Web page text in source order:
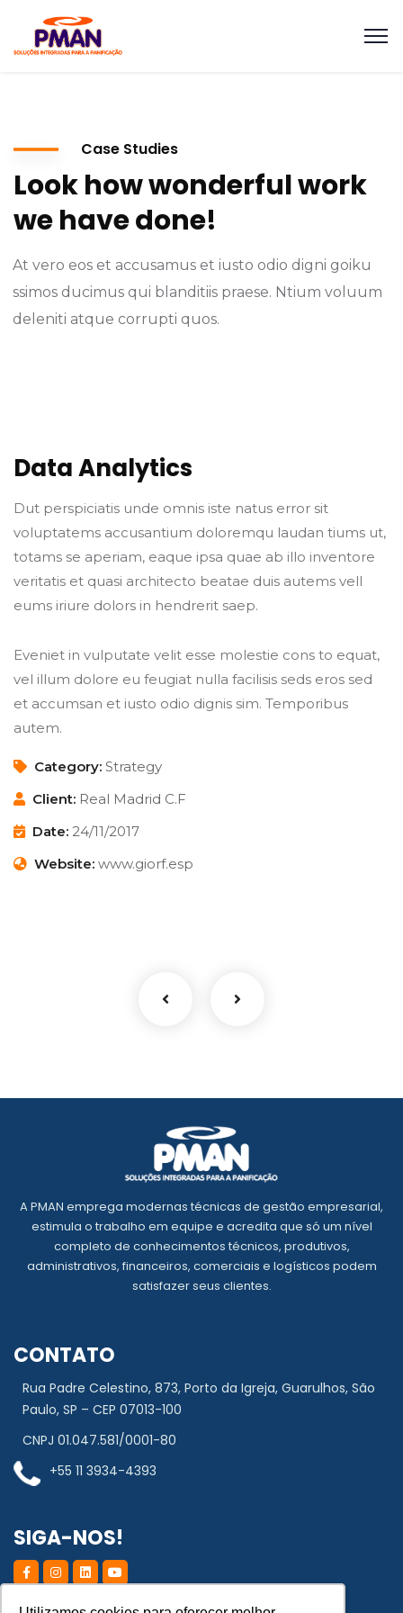
Case Studies
Look how wonderful work
we have done!
At vero eos et accusamus et iusto odio digni goiku
ssimos ducimus qui blanditiis praese. Ntium voluum
deleniti atque corrupti quos.
Data Analytics
Dut perspiciatis unde omnis iste natus error sit
voluptatems accusantium doloremqu laudan tiums ut,
totams se aperiam, eaque ipsa quae ab illo inventore
veritatis et quasi architecto beatae duis autems vell
eums iriure dolors in hendrerit saep.
Eveniet in vulputate velit esse molestie cons to equat,
vel illum dolore eu feugiat nulla facilisis seds eros sed
et accumsan et iusto odio dignis sim. Temporibus
autem.
Category: Strategy
Client: Real Madrid C.F
Date: 24/11/2017
Website: www.giorf.esp
Finance Strategy
A PMAN emprega modernas técnicas de gestão empresarial,
estimula o trabalho em equipe e acredita que só um nível
completo de conhecimentos técnicos, produtivos,
administrativos, financeiros, comerciais e logísticos podem
satisfazer seus clientes.
CONTATO
Rua Padre Celestino, 873, Porto da Igreja, Guarulhos, São
Paulo, SP – CEP 07013-100
CNPJ 01.047.581/0001-80
+55 11 3934-4393
SIGA-NOS!